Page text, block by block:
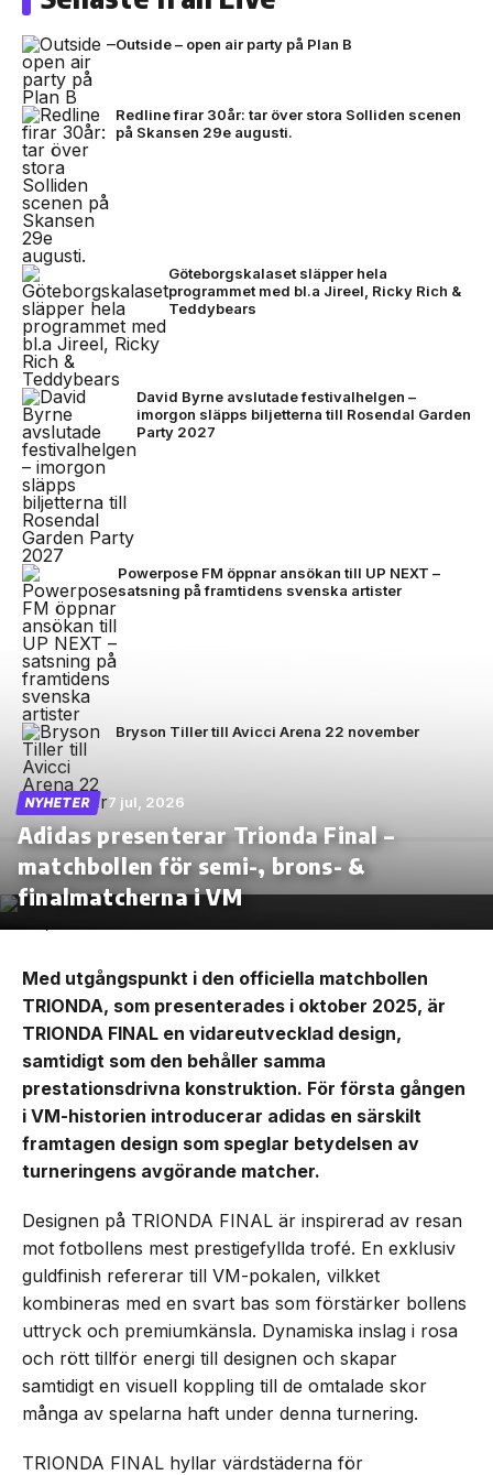
Outside – open air party på Plan B
Redline firar 30år: tar över stora Solliden scenen
på Skansen 29e augusti.
Göteborgskalaset släpper hela
programmet med bl.a Jireel, Ricky Rich &
Teddybears
David Byrne avslutade festivalhelgen –
imorgon släpps biljetterna till Rosendal Garden
Party 2027
Powerpose FM öppnar ansökan till UP NEXT –
satsning på framtidens svenska artister
Bryson Tiller till Avicci Arena 22 november
NYHETER 7 jul, 2026
Adidas presenterar Trionda Final –
matchbollen för semi-, brons- &
finalmatcherna i VM
Med utgångspunkt i den officiella matchbollen
TRIONDA, som presenterades i oktober 2025, är
TRIONDA FINAL en vidareutvecklad design,
samtidigt som den behåller samma
prestationsdrivna konstruktion. För första gången
i VM-historien introducerar adidas en särskilt
framtagen design som speglar betydelsen av
turneringens avgörande matcher.
Designen på TRIONDA FINAL är inspirerad av resan
mot fotbollens mest prestigefyllda trofé. En exklusiv
guldfinish refererar till VM-pokalen, vilkket
kombineras med en svart bas som förstärker bollens
uttryck och premiumkänsla. Dynamiska inslag i rosa
och rött tillför energi till designen och skapar
samtidigt en visuell koppling till de omtalade skor
många av spelarna haft under denna turnering.
TRIONDA FINAL hyllar värdstäderna för